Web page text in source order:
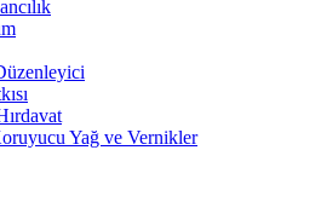
Yağ ve Vernikler